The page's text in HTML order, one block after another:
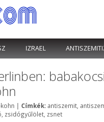
IZRAEL
| Címkék: Címkék
antiszemit
zsidógyűlölet zsnet